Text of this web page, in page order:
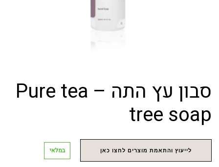
סבון עץ התה – Pure tea
tree soap
לייעוץ והתאמת מוצרים לחצו כאן במלאי